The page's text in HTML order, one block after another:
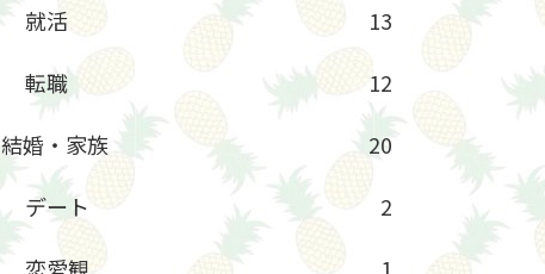
就活
13
転職
12
結婚・家族
20
デート
2